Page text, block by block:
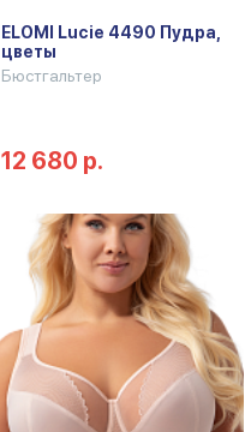
ELOMI Lucie 4490 Пудра,
цветы
Бюстгальтер
12 680 р.